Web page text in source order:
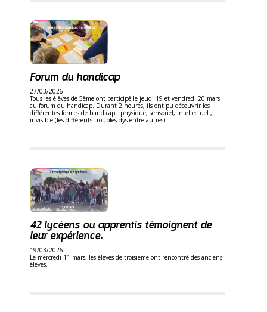
Forum du handicap
27/03/2026
Tous les élèves de 5ème ont participé le jeudi 19 et vendredi 20 mars
au forum du handicap. Durant 2 heures, ils ont pu découvrir les
différentes formes de handicap : physique, sensoriel, intellectuel.,
invisible (les différents troubles dys entre autres)
42 lycéens ou apprentis témoignent de
leur expérience.
19/03/2026
Le mercredi 11 mars, les élèves de troisième ont rencontré des anciens
élèves.